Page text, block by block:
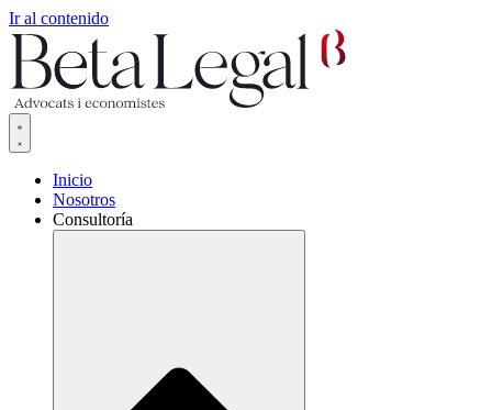
Ir al contenido
Inicio
Nosotros
Consultoría